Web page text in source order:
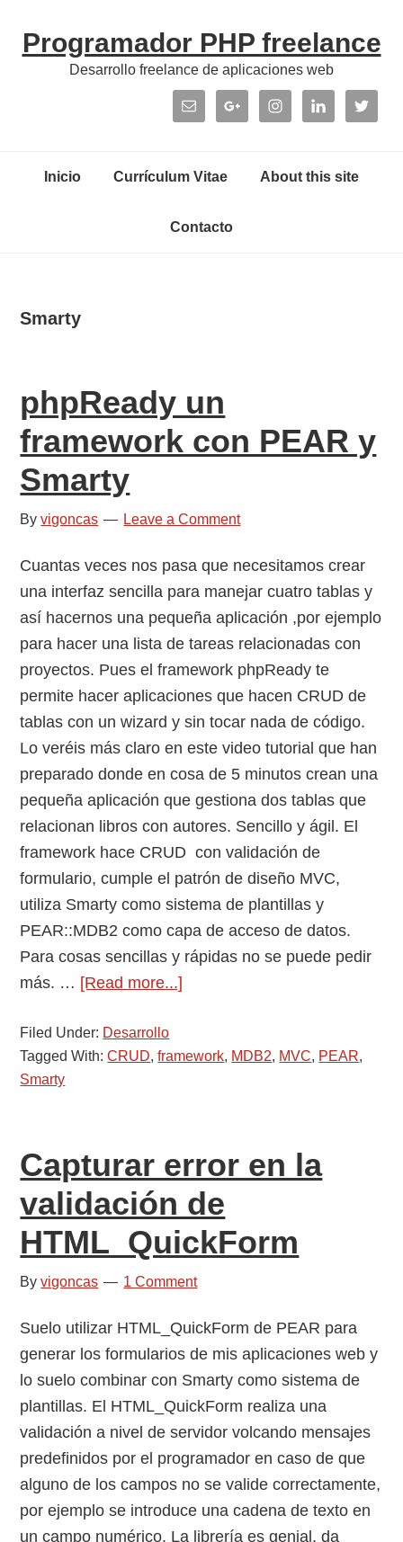
links
Programador PHP freelance
Desarrollo freelance de aplicaciones web
MainInicio Currículum Vitae About this site
Contacto
Smarty
phpReady un
framework con PEAR y
Smarty
Byvigoncas Leave a Comment
Cuantas veces nos pasa que necesitamos crear
una interfaz sencilla para manejar cuatro tablas y
así hacernos una pequeña aplicación ,por ejemplo
para hacer una lista de tareas relacionadas con
proyectos. Pues el framework phpReady te
permite hacer aplicaciones que hacen CRUD de
tablas con un wizard y sin tocar nada de código.
Lo veréis más claro en este video tutorial que han
preparado donde en cosa de 5 minutos crean una
pequeña aplicación que gestiona dos tablas que
relacionan libros con autores. Sencillo y ágil. El
framework hace CRUD con validación de
formulario, cumple el patrón de diseño MVC,
utiliza Smarty como sistema de plantillas y
PEAR::MDB2 como capa de acceso de datos.
Para cosas sencillas y rápidas no se puede pedir
más. … [Read more...]
framework
Smarty
Filed Under: Desarrollo
Tagged With:CRUD,framework, MDB2, MVC, PEAR,
Smarty
Capturar error en la
validación de
HTML_QuickForm
Byvigoncas 1 Comment
Suelo utilizar HTML_QuickForm de PEAR para
generar los formularios de mis aplicaciones web y
lo suelo combinar con Smarty como sistema de
plantillas. El HTML_QuickForm realiza una
validación a nivel de servidor volcando mensajes
predefinidos por el programador en caso de que
alguno de los campos no se valide correctamente,
por ejemplo se introduce una cadena de texto en
un campo numérico. La librería es genial, da